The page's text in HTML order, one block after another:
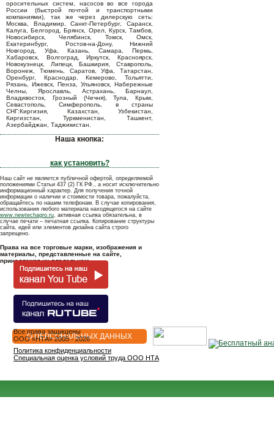
оросительных систем, насосов во все города
России (быстрой почтой и транспортными
компаниями), так же через дилерскую сеть:
Москва, Владимир, Санкт-Петербург, Саранск,
Калуга, Белгород, Брянск, Орел, Курск, Тамбов,
Новосибирск, Челябинск, Томск, Омск,
Екатеринбург, Ростов-на-Дону, Нижний
Новгород, Уфа, Казань, Самара, Пермь,
Хабаровск, Волгоград, Иркутск, Красноярск,
Новокузнецк, Липецк, Башкирия, Ставрополь,
Воронеж, Тюмень, Саратов, Уфа, Татарстан,
Оренбург, Краснодар, Кемерово, Тольятти,
Рязань, Ижевск, Пенза, Ульяновск, Набережные
Челны, Ярославль, Астрахань, Барнаул,
Владивосток, Грозный (Чечня), Тула, Крым,
Севастополь, Симферополь, в страны
СНГ:Киргизия, Казахстан, Узбекистан,
Киргизстан, Туркменистан, Ташкент,
Азербайджан, Таджикистан.
Наша кнопка:
как установить?
Наш сайт не является публичной офертой, определяемой
положениями Статьи 437 (2) ГК РФ., а носит исключительно
информационный характер. Для получения точной
информации о наличии и стоимости товара, пожалуйста,
обращайтесь по нашим телефонам. В случае копирования,
использования любого материала находящегося на сайте
www.newtechagro.ru, активная ссылка обязательна, в
случае печати – печатная ссылка. Копирование структуры
сайта, идей или элементов дизайна сайта строго
запрещено.
Права на все торговые марки, изображения и
материалы, представленные на сайте,
принадлежат их владельцам.
О ПЕРСОНАЛЬНЫХ ДАННЫХ
Все права защищены
OOO «НТА» 2005 - 2026
Политика конфиденциальности
Специальная оценка условий труда ООО НТА